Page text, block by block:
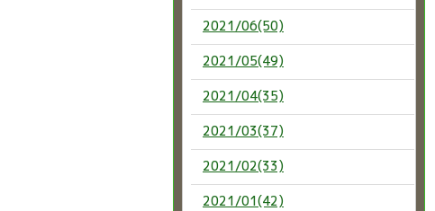
2021/06(50)
2021/05(49)
2021/04(35)
2021/03(37)
2021/02(33)
2021/01(42)